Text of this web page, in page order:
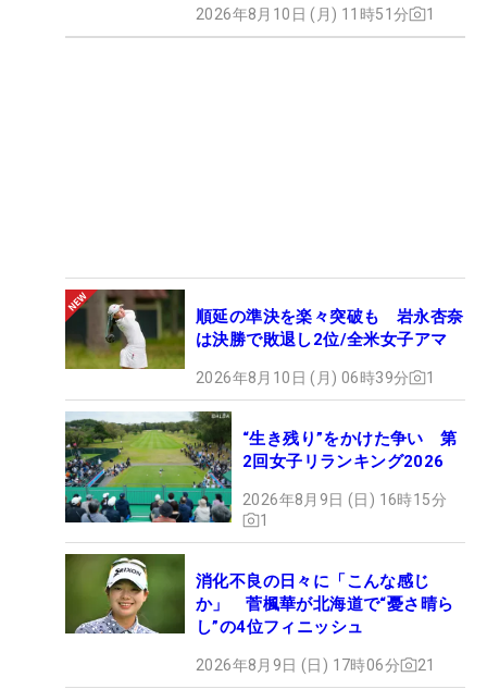
2026年8月10日 (月) 11時51分 1
順延の準決を楽々突破も 岩永杏奈
は決勝で敗退し2位/全米女子アマ
2026年8月10日 (月) 06時39分 1
“生き残り”をかけた争い 第
2回女子リランキング2026
2026年8月9日 (日) 16時15分
1
消化不良の日々に「こんな感じ
か」 菅楓華が北海道で“憂さ晴ら
し”の4位フィニッシュ
2026年8月9日 (日) 17時06分 21